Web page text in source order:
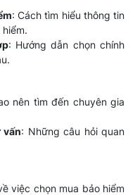
: Cách tìm hiểu thông tin
: Hướng dẫn chọn chính
nên tìm đến chuyên gia
vấn: Những câu hỏi quan
việc chọn mua bảo hiểm